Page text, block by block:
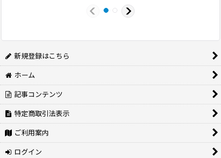
新規登録はこちら
ホーム
記事コンテンツ
特定商取引法表示
ご利用案内
ログイン